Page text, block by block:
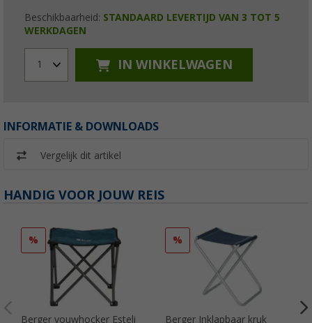
Beschikbaarheid: STANDAARD LEVERTIJD VAN 3 TOT 5
WERKDAGEN
1 IN WINKELWAGEN
INFORMATIE & DOWNLOADS
Vergelijk dit artikel
HANDIG VOOR JOUW REIS
%
Berger vouwhocker Esteli
%
Berger Inklapbaar kruk